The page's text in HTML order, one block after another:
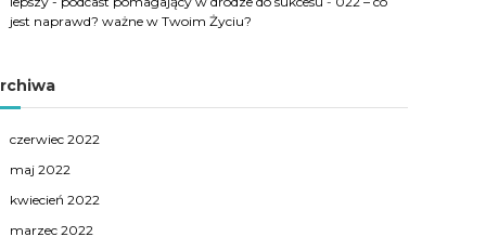
jest naprawd? ważne w Twoim Życiu?
czerwiec 2022
maj 2022
kwiecień 2022
marzec 2022